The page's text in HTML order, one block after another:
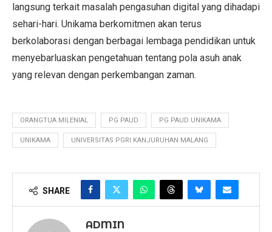
langsung terkait masalah pengasuhan digital yang dihadapi
sehari-hari. Unikama berkomitmen akan terus
berkolaborasi dengan berbagai lembaga pendidikan untuk
menyebarluaskan pengetahuan tentang pola asuh anak
yang relevan dengan perkembangan zaman.
ORANGTUA MILENIAL PG PAUD PG PAUD UNIKAMA
UNIKAMA UNIVERSITAS PGRI KANJURUHAN MALANG
SHARE
ADMIN